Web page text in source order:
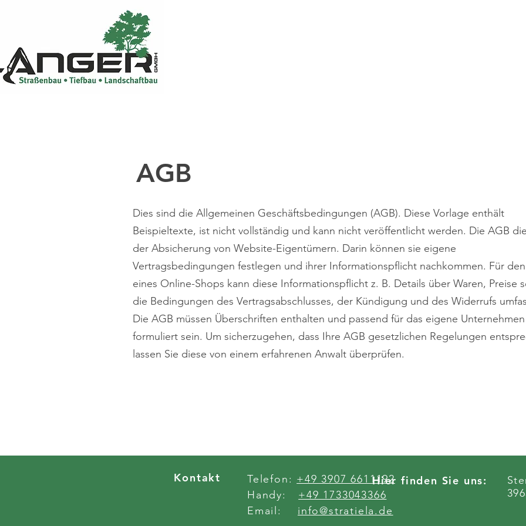
AGB
Dies sind die Allgemeinen Geschäftsbedingungen (AGB). Diese Vorlage enthält
Beispieltexte, ist nicht vollständig und kann nicht veröffentlicht werden. Die AGB
der Absicherung von Website-Eigentümern. Darin können sie eigene
Vertragsbedingungen festlegen und ihrer Informationspflicht nachkommen. Für den
eines Online-Shops kann diese Informationspflicht z. B. Details über Waren, Preise
die Bedingungen des Vertragsabschlusses, der Kündigung und des Widerrufs
Die AGB müssen Überschriften enthalten und passend für das eigene Unternehmen
formuliert sein. Um sicherzugehen, dass Ihre AGB gesetzlichen Regelungen
lassen Sie diese von einem erfahrenen Anwalt überprüfen.
Kontakt Telefon: +49 3907 6611192
Handy: +49 1733043366
Email: info@stratiela.de
Hier finden Sie uns: